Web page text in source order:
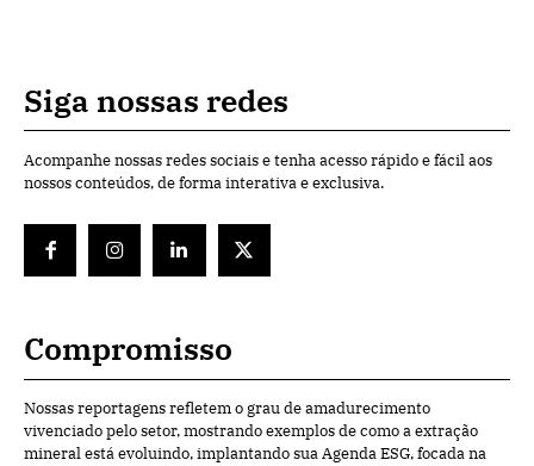
Siga nossas redes
Acompanhe nossas redes sociais e tenha acesso rápido e fácil aos
nossos conteúdos, de forma interativa e exclusiva.
Compromisso
Nossas reportagens refletem o grau de amadurecimento
vivenciado pelo setor, mostrando exemplos de como a extração
mineral está evoluindo, implantando sua Agenda ESG, focada na